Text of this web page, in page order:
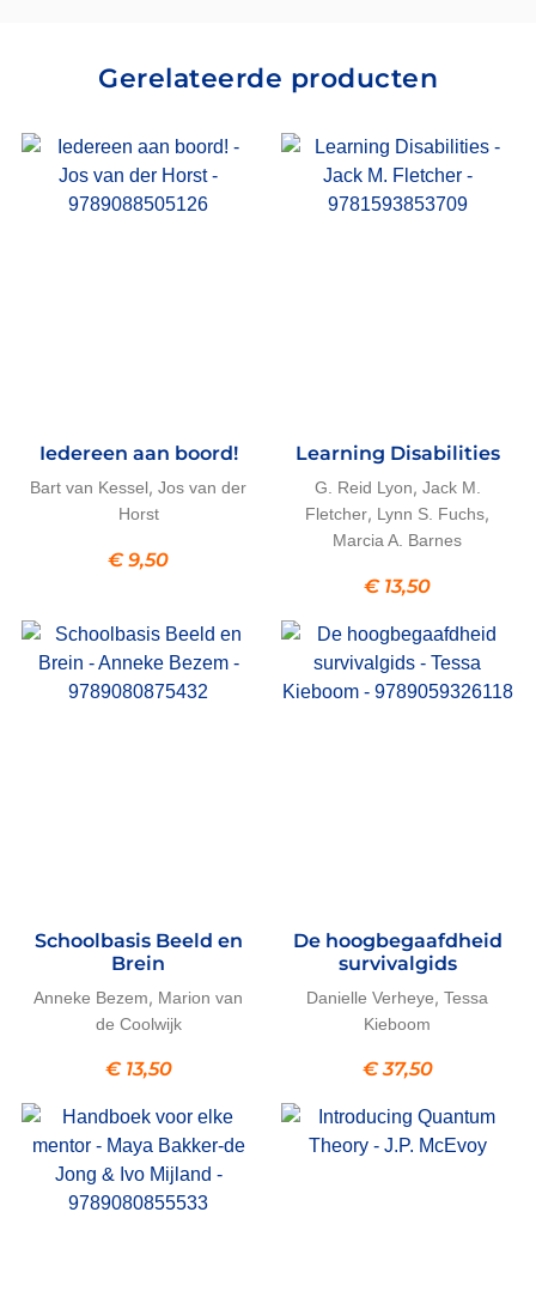
Gerelateerde producten
Iedereen aan boord!
Bart van Kessel,Jos van der
Horst
€9,50
Learning Disabilities
G. Reid Lyon, Jack M.
Fletcher, Lynn S. Fuchs,
Marcia A. Barnes
€13,50
Schoolbasis Beeld en
Brein
Anneke Bezem, Marion van
de Coolwijk
€13,50
De hoogbegaafdheid
survivalgids
Danielle Verheye,Tessa
Kieboom
€37,50